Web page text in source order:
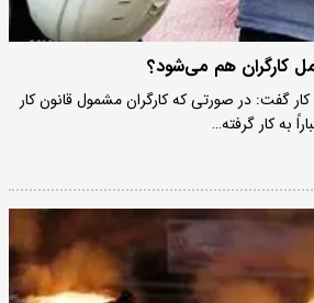
کارگران هم می‌شود؟
گفت: در صورتی که کارگران مشمول قانون کار
به کار گرفته…